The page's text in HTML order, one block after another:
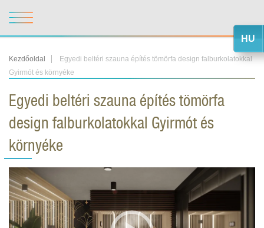
Kezdőoldal
Egyedi beltéri szauna építés tömörfa design falburkolatokkal
Gyirmót és környéke
Egyedi beltéri szauna építés tömörfa
design falburkolatokkal Gyirmót és
környéke
HU